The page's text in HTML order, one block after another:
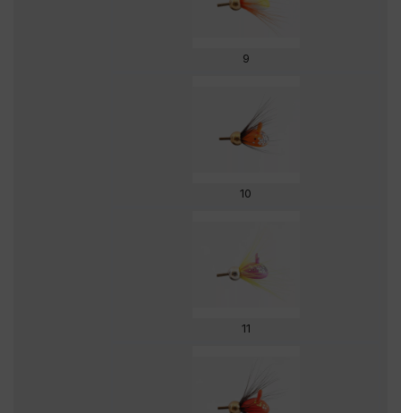
9
10
11